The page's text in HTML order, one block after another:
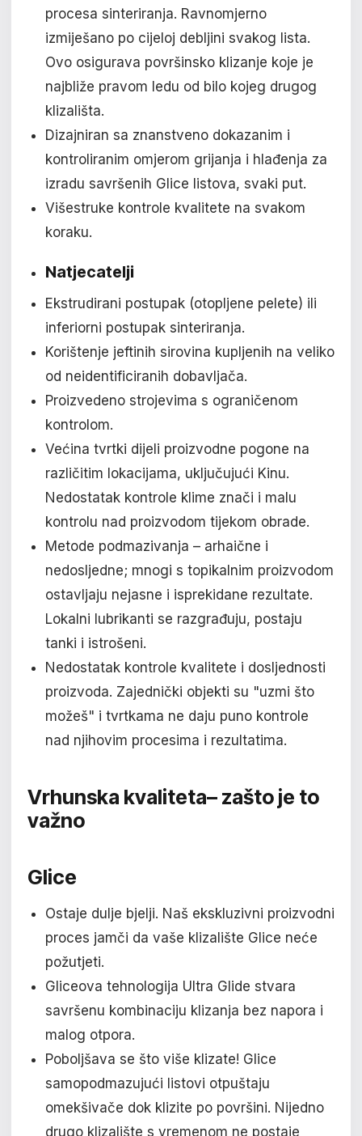
procesa sinteriranja. Ravnomjerno
izmiješano po cijeloj debljini svakog lista.
Ovo osigurava površinsko klizanje koje je
najbliže pravom ledu od bilo kojeg drugog
klizališta.
Dizajniran sa znanstveno dokazanim i
kontroliranim omjerom grijanja i hlađenja za
izradu savršenih Glice listova, svaki put.
Višestruke kontrole kvalitete na svakom
koraku.
Natjecatelji
Ekstrudirani postupak (otopljene pelete) ili
inferiorni postupak sinteriranja.
Korištenje jeftinih sirovina kupljenih na veliko
od neidentificiranih dobavljača.
Proizvedeno strojevima s ograničenom
kontrolom.
Većina tvrtki dijeli proizvodne pogone na
različitim lokacijama, uključujući Kinu.
Nedostatak kontrole klime znači i malu
kontrolu nad proizvodom tijekom obrade.
Metode podmazivanja – arhaične i
nedosljedne; mnogi s topikalnim proizvodom
ostavljaju nejasne i isprekidane rezultate.
Lokalni lubrikanti se razgrađuju, postaju
tanki i istrošeni.
Nedostatak kontrole kvalitete i dosljednosti
proizvoda. Zajednički objekti su "uzmi što
možeš" i tvrtkama ne daju puno kontrole
nad njihovim procesima i rezultatima.
Vrhunska kvaliteta– zašto je to
važno
Glice
Ostaje dulje bjelji. Naš ekskluzivni proizvodni
proces jamči da vaše klizalište Glice neće
požutjeti.
Gliceova tehnologija Ultra Glide stvara
savršenu kombinaciju klizanja bez napora i
malog otpora.
Poboljšava se što više klizate! Glice
samopodmazujući listovi otpuštaju
omekšivače dok klizite po površini. Nijedno
drugo klizalište s vremenom ne postaje